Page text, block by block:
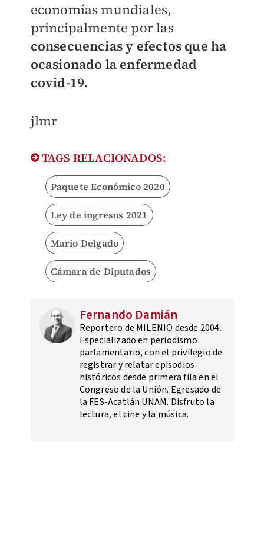
economías mundiales,
principalmente por las
consecuencias y efectos que ha
ocasionado la enfermedad
covid-19.
jlmr
TAGS RELACIONADOS:
Paquete Económico 2020
Ley de ingresos 2021
Mario Delgado
Cámara de Diputados
Fernando Damián
Reportero de MILENIO desde 2004.
Especializado en periodismo
parlamentario, con el privilegio de
registrar y relatar episodios
históricos desde primera fila en el
Congreso de la Unión. Egresado de
la FES-Acatlán UNAM. Disfruto la
lectura, el cine y la música.